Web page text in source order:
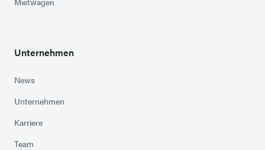
Unternehmen
News
Unternehmen
Karriere
Team